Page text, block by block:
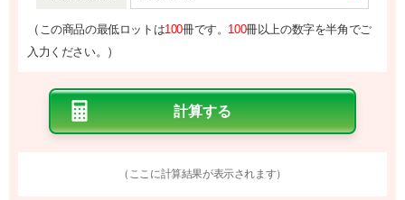
（ この商品の最低ロットは100冊です。 100冊以上の数字を半角でご
入力ください。
）
（ここに計算結果が表示されます）